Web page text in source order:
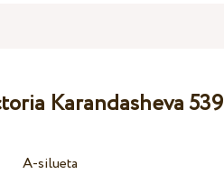
Karandasheva 539
A-silueta